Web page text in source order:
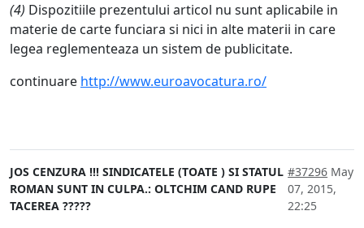
(4) Dispozitiile prezentului articol nu sunt aplicabile in
materie de carte funciara si nici in alte materii in care
legea reglementeaza un sistem de publicitate.
continuare http://www.euroavocatura.ro/
JOS CENZURA !!! SINDICATELE (TOATE ) SI STATUL
ROMAN SUNT IN CULPA.: OLTCHIM CAND RUPE
TACEREA ?????
#37296 May
07, 2015,
22:25